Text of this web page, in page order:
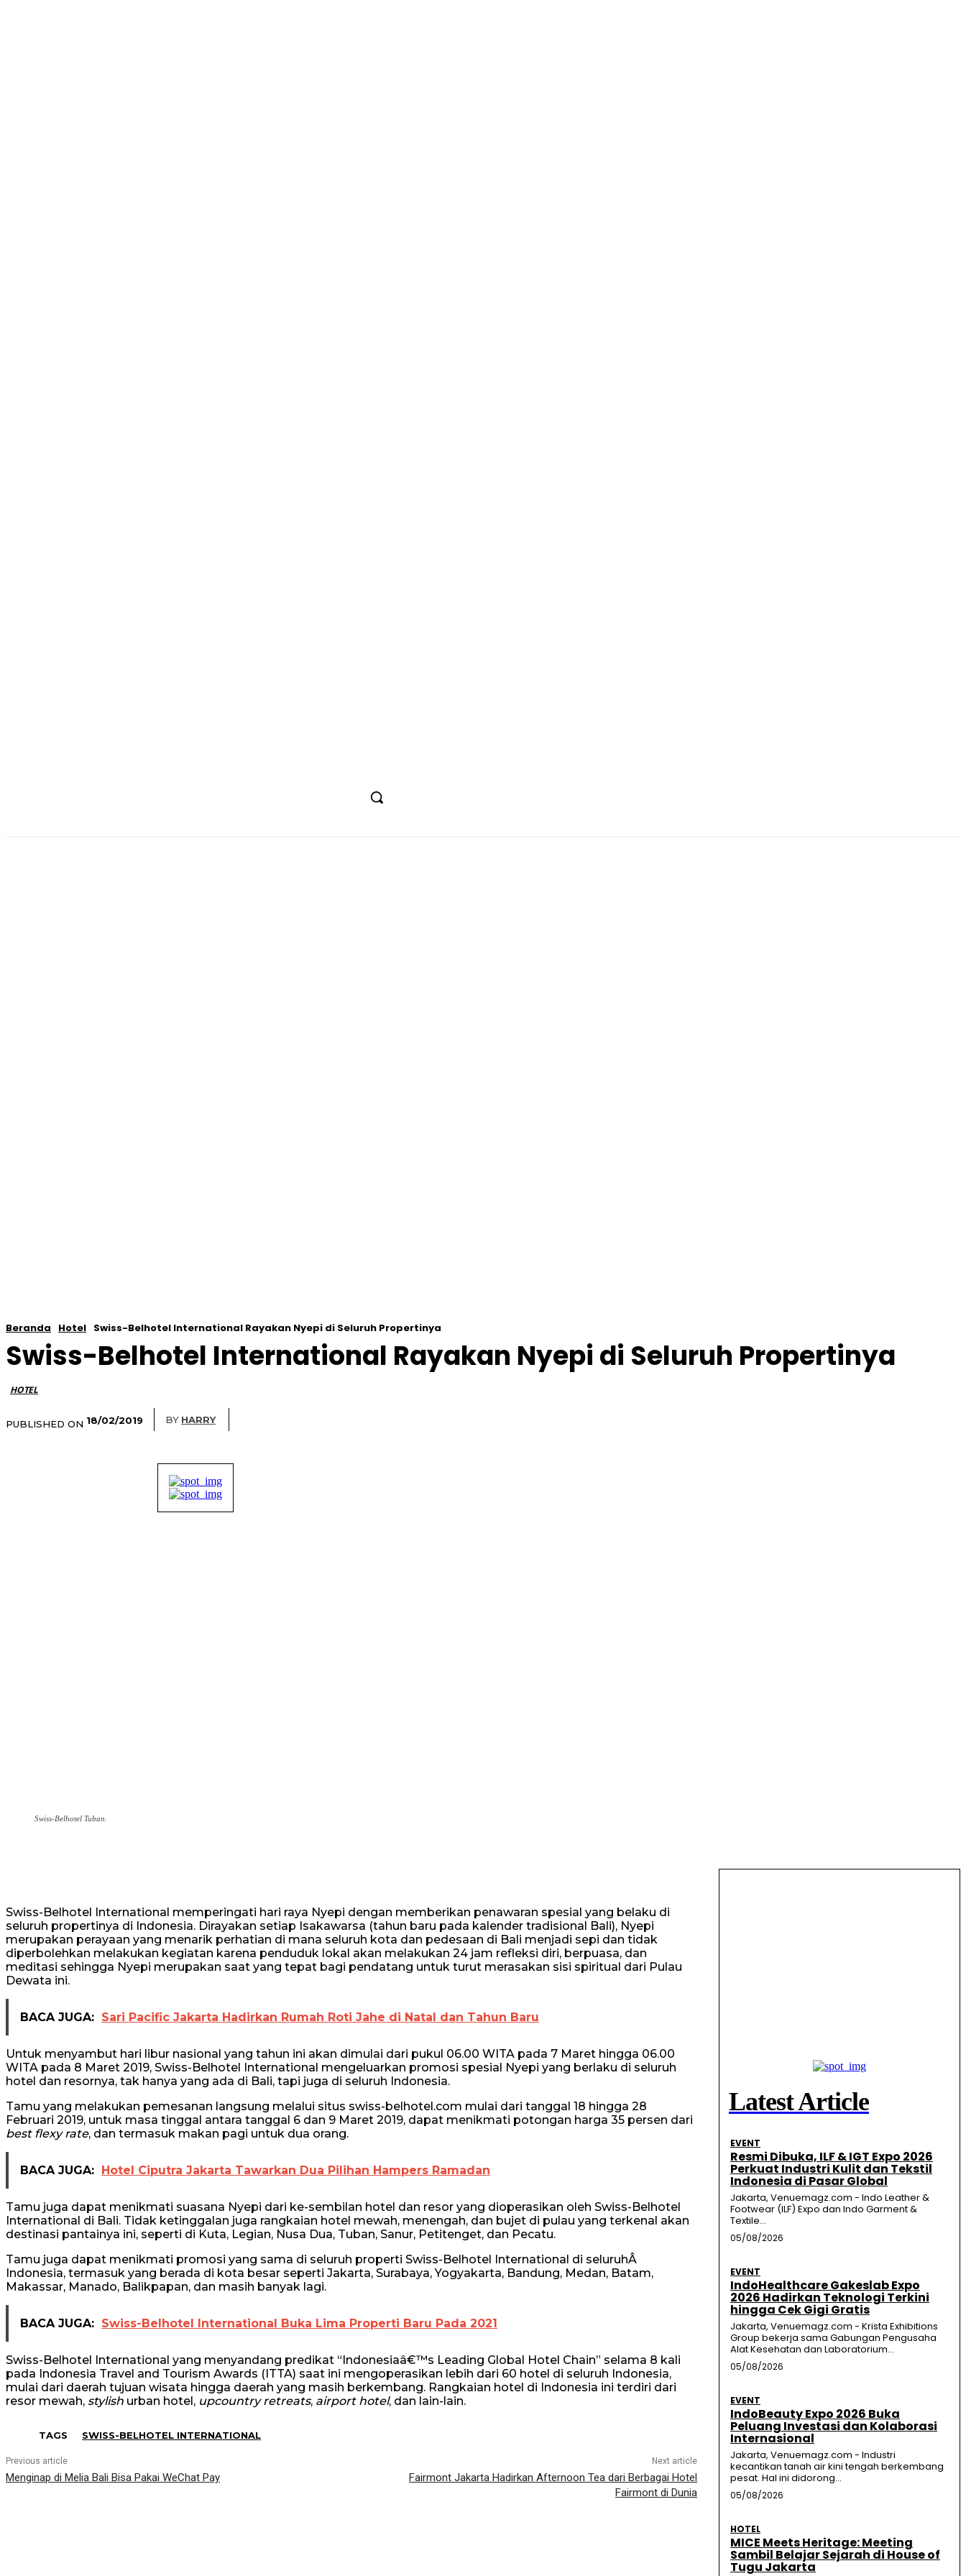
Beranda Hotel Swiss-Belhotel International Rayakan Nyepi di Seluruh Propertinya
Swiss-Belhotel International Rayakan Nyepi di Seluruh Propertinya
HOTEL
PUBLISHED ON 18/02/2019 BY HARRY
Swiss-Belhotel Tuban.
Swiss-Belhotel International memperingati hari raya Nyepi dengan memberikan penawaran spesial yang belaku di
seluruh propertinya di Indonesia. Dirayakan setiap Isakawarsa (tahun baru pada kalender tradisional Bali), Nyepi
merupakan perayaan yang menarik perhatian di mana seluruh kota dan pedesaan di Bali menjadi sepi dan tidak
diperbolehkan melakukan kegiatan karena penduduk lokal akan melakukan 24 jam refleksi diri, berpuasa, dan
meditasi sehingga Nyepi merupakan saat yang tepat bagi pendatang untuk turut merasakan sisi spiritual dari Pulau
Dewata ini.
BACA JUGA: Sari Pacific Jakarta Hadirkan Rumah Roti Jahe di Natal dan Tahun Baru
Untuk menyambut hari libur nasional yang tahun ini akan dimulai dari pukul 06.00 WITA pada 7 Maret hingga 06.00
WITA pada 8 Maret 2019, Swiss-Belhotel International mengeluarkan promosi spesial Nyepi yang berlaku di seluruh
hotel dan resornya, tak hanya yang ada di Bali, tapi juga di seluruh Indonesia.
Tamu yang melakukan pemesanan langsung melalui situs swiss-belhotel.com mulai dari tanggal 18 hingga 28
Februari 2019, untuk masa tinggal antara tanggal 6 dan 9 Maret 2019, dapat menikmati potongan harga 35 persen dari
best flexy rate, dan termasuk makan pagi untuk dua orang.
BACA JUGA: Hotel Ciputra Jakarta Tawarkan Dua Pilihan Hampers Ramadan
Tamu juga dapat menikmati suasana Nyepi dari ke-sembilan hotel dan resor yang dioperasikan oleh Swiss-Belhotel
International di Bali. Tidak ketinggalan juga rangkaian hotel mewah, menengah, dan bujet di pulau yang terkenal akan
destinasi pantainya ini, seperti di Kuta, Legian, Nusa Dua, Tuban, Sanur, Petitenget, dan Pecatu.
Tamu juga dapat menikmati promosi yang sama di seluruh properti Swiss-Belhotel International di seluruhÂ
Indonesia, termasuk yang berada di kota besar seperti Jakarta, Surabaya, Yogyakarta, Bandung, Medan, Batam,
Makassar, Manado, Balikpapan, dan masih banyak lagi.
BACA JUGA: Swiss-Belhotel International Buka Lima Properti Baru Pada 2021
Swiss-Belhotel International yang menyandang predikat “Indonesiaâ€™s Leading Global Hotel Chain” selama 8 kali
pada Indonesia Travel and Tourism Awards (ITTA) saat ini mengoperasikan lebih dari 60 hotel di seluruh Indonesia,
mulai dari daerah tujuan wisata hingga daerah yang masih berkembang. Rangkaian hotel di Indonesia ini terdiri dari
resor mewah, stylish urban hotel, upcountry retreats, airport hotel, dan lain-lain.
TAGS SWISS-BELHOTEL INTERNATIONAL
Previous article
Menginap di Melia Bali Bisa Pakai WeChat Pay
Next article
Fairmont Jakarta Hadirkan Afternoon Tea dari Berbagai Hotel
Fairmont di Dunia
Latest Article
EVENT
Resmi Dibuka, ILF & IGT Expo 2026
Perkuat Industri Kulit dan Tekstil
Indonesia di Pasar Global
Jakarta, Venuemagz.com - Indo Leather &
Footwear (ILF) Expo dan Indo Garment &
Textile...
05/08/2026
EVENT
IndoHealthcare Gakeslab Expo
2026 Hadirkan Teknologi Terkini
hingga Cek Gigi Gratis
Jakarta, Venuemagz.com - Krista Exhibitions
Group bekerja sama Gabungan Pengusaha
Alat Kesehatan dan Laboratorium...
05/08/2026
EVENT
IndoBeauty Expo 2026 Buka
Peluang Investasi dan Kolaborasi
Internasional
Jakarta, Venuemagz.com - Industri
kecantikan tanah air kini tengah berkembang
pesat. Hal ini didorong...
05/08/2026
HOTEL
MICE Meets Heritage: Meeting
Sambil Belajar Sejarah di House of
Tugu Jakarta